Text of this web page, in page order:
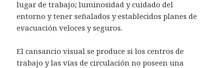
lugar de trabajo; luminosidad y cuidado del
entorno y tener señalados y establecidos planes de
evacuación veloces y seguros.
El cansancio visual se produce si los centros de
trabajo y las vías de circulación no poseen una